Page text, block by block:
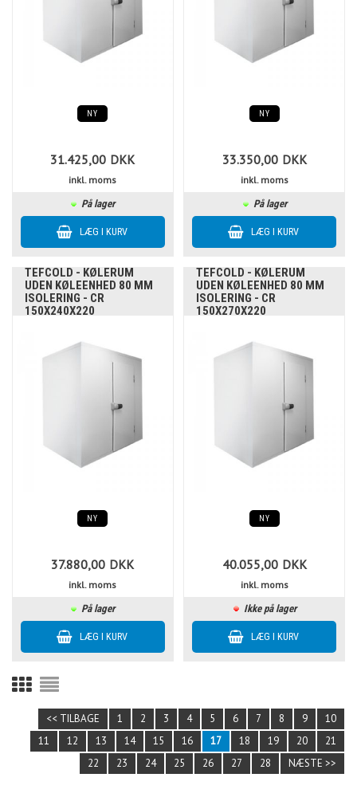
NY
31.425,00 DKK
inkl. moms
På lager
NY
33.350,00 DKK
inkl. moms
På lager
TEFCOLD - KØLERUM
UDEN KØLEENHED 80 MM
ISOLERING - CR
150X240X220
NY
37.880,00 DKK
inkl. moms
På lager
TEFCOLD - KØLERUM
UDEN KØLEENHED 80 MM
ISOLERING - CR
150X270X220
NY
40.055,00 DKK
inkl. moms
Ikke på lager
<< TILBAGE 1 2 3 4 5 6 7 8 9
10
11
12 13 14 15 16 17 18 19 20
21
22
23 24 25 26 27 28 NÆSTE >>